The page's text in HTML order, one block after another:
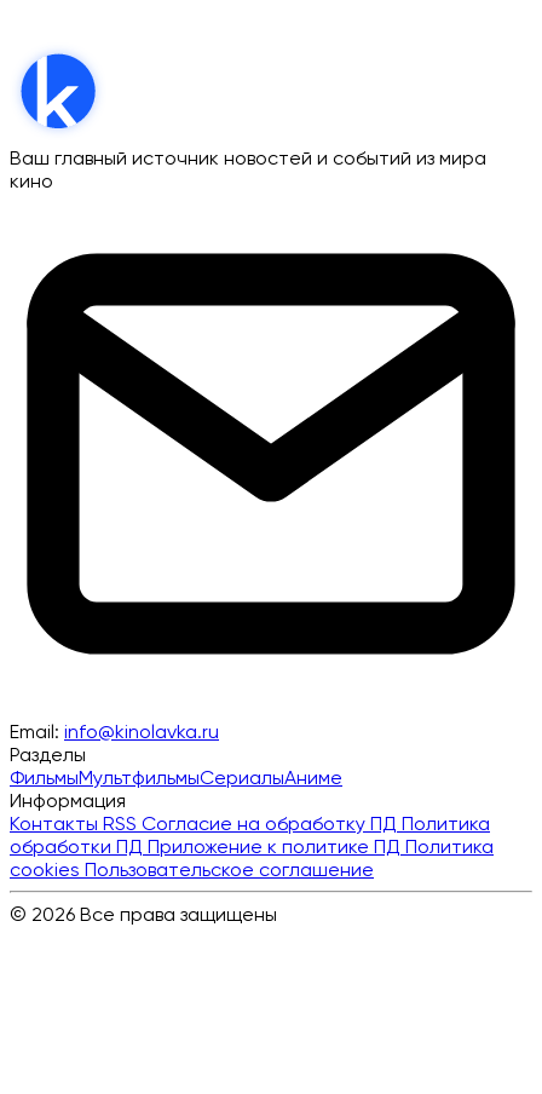
Ваш главный источник новостей и событий из мира
кино
Email: info@kinolavka.ru
Разделы
ФильмыМультфильмыСериалыАниме
Информация
Контакты RSS Согласие на обработку ПД Политика
обработки ПД Приложение к политике ПД Политика
cookies Пользовательское соглашение
© 2026 Все права защищены